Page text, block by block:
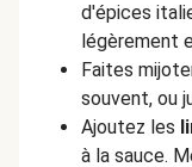
d'épices
légèrement
Faites
souvent, ou
Ajoutez les
à la sauce.